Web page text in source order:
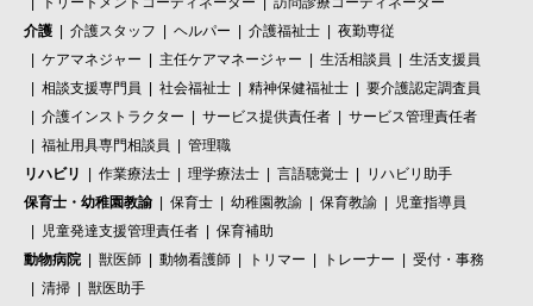
介護
介護スタッフ ヘルパー 介護福祉士
夜勤専従
ケアマネジャー
主任ケアマネージャー 生活相談員
生活支援員
相談支援専門員
社会福祉士 精神保健福祉士
要介護認定調査員
介護インストラクター
サービス提供責任者
サービス管理責任者
福祉用具専門相談員
管理職
リハビリ
作業療法士 理学療法士 言語聴覚士
リハビリ助手
保育士・幼稚園教諭
保育士 幼稚園教諭 保育教諭
児童指導員
児童発達支援管理責任者
保育補助
動物病院
獣医師 動物看護師 トリマー トレーナー
受付・事務
清掃
獣医助手